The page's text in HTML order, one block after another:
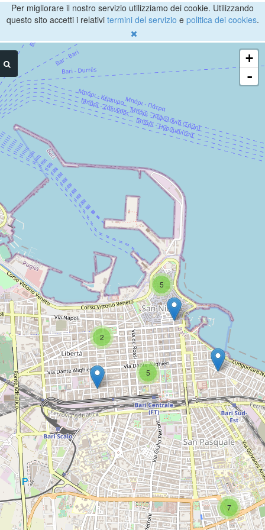
Per migliorare il nostro servizio utilizziamo dei cookie. Utilizzando
questo sito accetti i relativi termini del servizio e politica dei cookies.
5
2
5
7
+
-